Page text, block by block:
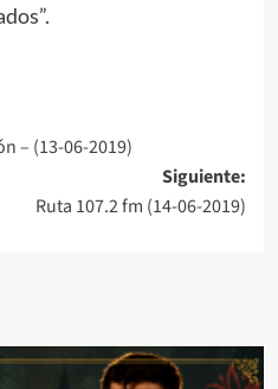
– (13-06-2019)
Siguiente:
Ruta 107.2 fm (14-06-2019)